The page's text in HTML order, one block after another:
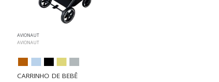
AVIONAUT
AVIONAUT
CARRINHO DE BEBÊ